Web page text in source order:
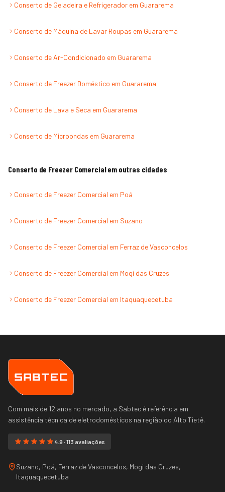
Conserto de Geladeira e Refrigerador em Guararema
Conserto de Máquina de Lavar Roupas em Guararema
Conserto de Ar-Condicionado em Guararema
Conserto de Freezer Doméstico em Guararema
Conserto de Lava e Seca em Guararema
Conserto de Microondas em Guararema
Conserto de Freezer Comercialem outras cidades
Conserto de Freezer Comercial em Poá
Conserto de Freezer Comercial em Suzano
Conserto de Freezer Comercial em Ferraz de Vasconcelos
Conserto de Freezer Comercial em Mogi das Cruzes
Conserto de Freezer Comercial em Itaquaquecetuba
Com mais de 12 anos no mercado, a Sabtec é referência em
assistência técnica de eletrodomésticos na região do Alto Tietê.
4.9 · 113 avaliações
Suzano, Poá, Ferraz de Vasconcelos, Mogi das Cruzes,
Itaquaquecetuba